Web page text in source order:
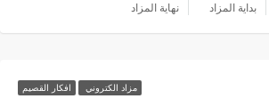
بداية المزاد نهاية المزاد
مزاد الكتروني افكار القصيم